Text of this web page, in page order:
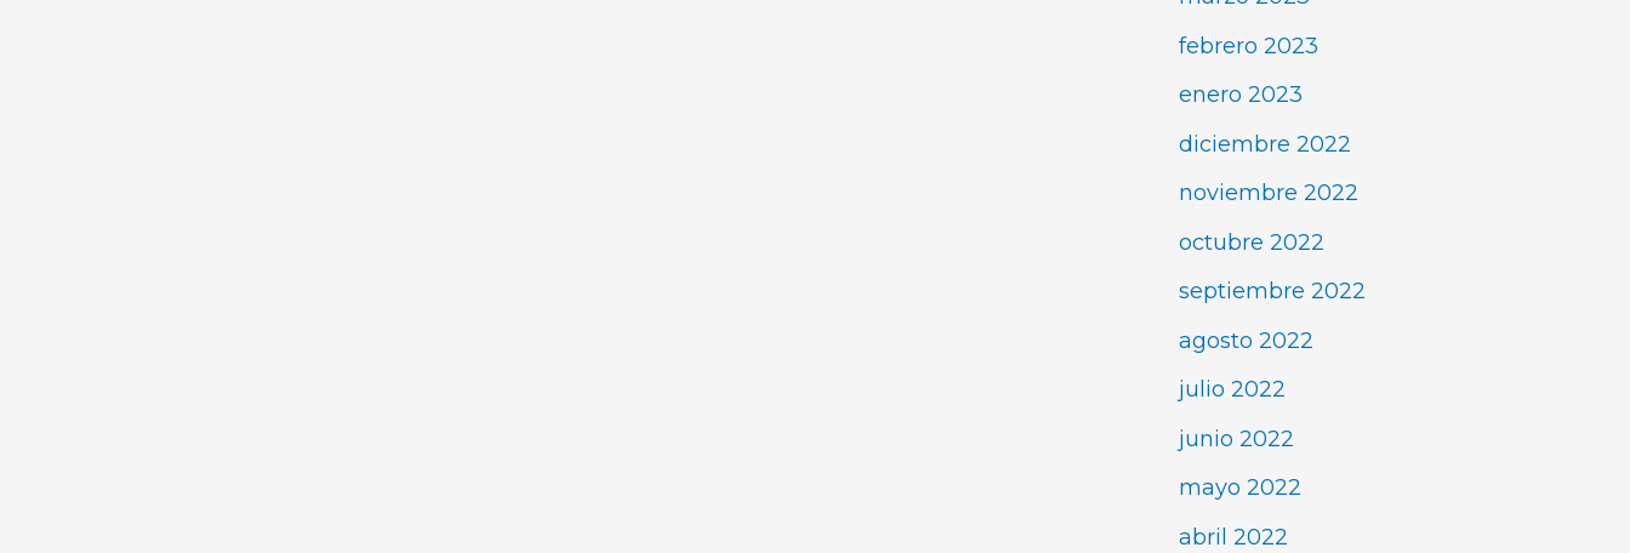
febrero 2023
enero 2023
diciembre 2022
noviembre 2022
octubre 2022
septiembre 2022
agosto 2022
julio 2022
junio 2022
mayo 2022
abril 2022